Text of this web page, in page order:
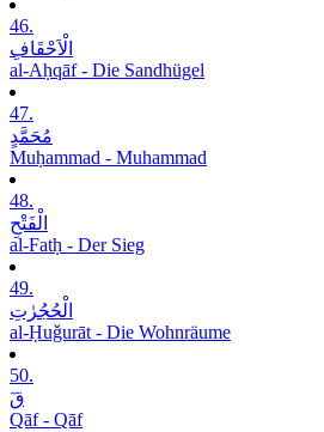
46.
الْاَحْقَافِ
al-Aḥqāf - Die Sandhügel
47.
مُحَمَّدٍ
Muḥammad - Muhammad
48.
الْفَتْحِ
al-Fatḥ - Der Sieg
49.
الْحُجُرٰتِ
al-Ḥuǧurāt - Die Wohnräume
50.
قٓ
Qāf - Qāf